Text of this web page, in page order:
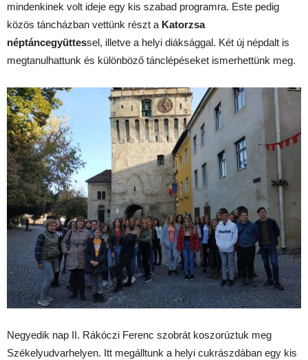
mindenkinek volt ideje egy kis szabad programra. Este pedig
közös táncházban vettünk részt a Katorzsa
néptáncegyüttessel, illetve a helyi diáksággal. Két új népdalt is
megtanulhattunk és különböző tánclépéseket ismerhettünk meg.
Negyedik nap II. Rákóczi Ferenc szobrát koszorúztuk meg
Székelyudvarhelyen. Itt megálltunk a helyi cukrászdában egy kis